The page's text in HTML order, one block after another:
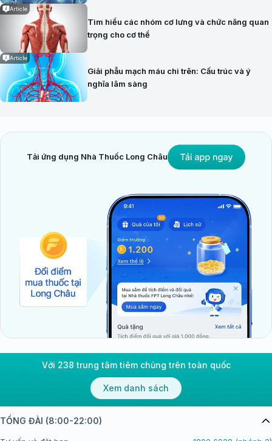
Article
Tìm hiểu các nhóm cơ lưng và chức năng quan
trọng cho cơ thể
Article
Giải phẫu mạch máu chi trên: Cấu trúc và ý
nghĩa lâm sàng
Tải ứng dụng Nhà Thuốc Long Châu
Với 238 trung tâm tiêm chủng trên toàn quốc
Xem danh sách
TỔNG ĐÀI (8:00-22:00)